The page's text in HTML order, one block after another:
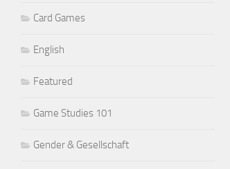
Card Games
English
Featured
Game Studies 101
Gender & Gesellschaft